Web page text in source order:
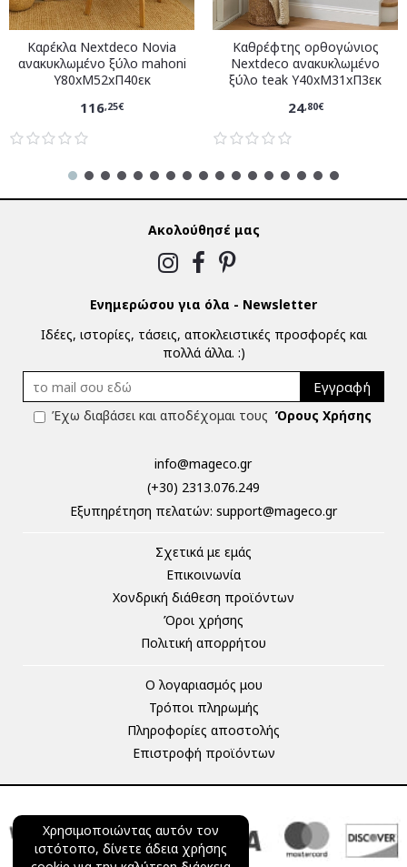
Καρέκλα Nextdeco Novia
ανακυκλωμένο ξύλο mahoni
Υ80xM52xΠ40εκ
116,25€
Καθρέφτης ορθογώνιος
Nextdeco ανακυκλωμένο
ξύλο teak Υ40xM31xΠ3εκ
24,80€
Χρησιμοποιώντας αυτόν τον
ιστότοπο, δίνετε άδεια χρήσης
Ακολούθησέ μας
Ενημερώσου για όλα - Newsletter
Ιδέες, ιστορίες, τάσεις, αποκλειστικές προσφορές και
πολλά άλλα. :)
Εγγραφή
Έχω διαβάσει και αποδέχομαι τους Όρους Χρήσης
info@mageco.gr
(+30) 2313.076.249
Eξυπηρέτηση πελατών: support@mageco.gr
Σχετικά με εμάς
Επικοινωνία
Χονδρική διάθεση προϊόντων
Όροι χρήσης
Πολιτική απορρήτου
Ο λογαριασμός μου
Τρόποι πληρωμής
Πληροφορίες αποστολής
Επιστροφή προϊόντων